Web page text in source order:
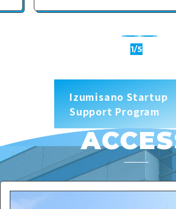
1/5
Izumisano Startup
Support Program